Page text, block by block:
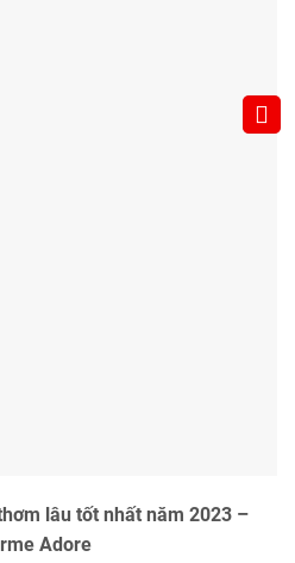
lâu tốt nhất năm 2023 –
Adore